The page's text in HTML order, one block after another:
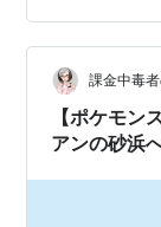
モンがマイブ
ーん。可愛い
の？』 長女『
課金中毒
【ポケモン
アンの砂浜